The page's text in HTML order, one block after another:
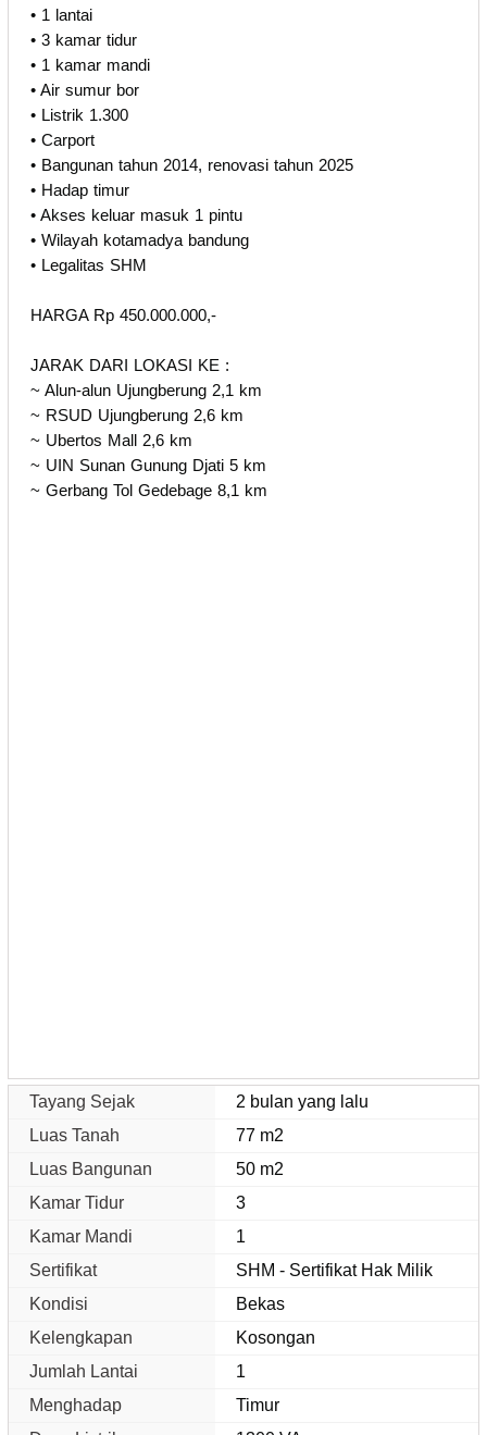
• 1 lantai
• 3 kamar tidur
• 1 kamar mandi
• Air sumur bor
• Listrik 1.300
• Carport
• Bangunan tahun 2014, renovasi tahun 2025
• Hadap timur
• Akses keluar masuk 1 pintu
• Wilayah kotamadya bandung
• Legalitas SHM
HARGA Rp 450.000.000,-
JARAK DARI LOKASI KE :
~ Alun-alun Ujungberung 2,1 km
~ RSUD Ujungberung 2,6 km
~ Ubertos Mall 2,6 km
~ UIN Sunan Gunung Djati 5 km
~ Gerbang Tol Gedebage 8,1 km
Tayang Sejak
2 bulan yang lalu
Luas Tanah
77 m2
Luas Bangunan
50 m2
Kamar Tidur
3
Kamar Mandi
1
Sertifikat
SHM - Sertifikat Hak Milik
Kondisi
Bekas
Kelengkapan
Kosongan
Jumlah Lantai
1
Menghadap
Timur